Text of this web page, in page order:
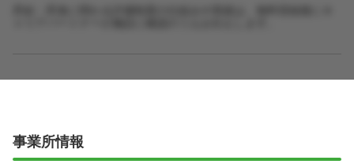
事業所情報